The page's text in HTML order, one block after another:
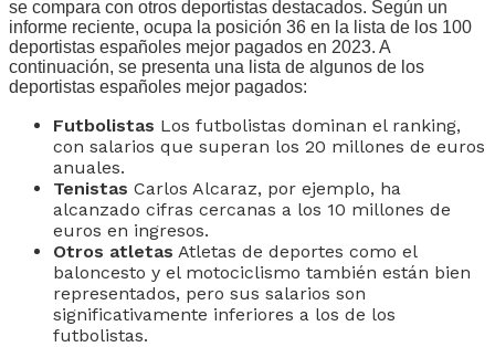
se compara con otros deportistas destacados. Según un
informe reciente, ocupa la posición 36 en la lista de los 100
deportistas españoles mejor pagados en 2023. A
continuación, se presenta una lista de algunos de los
deportistas españoles mejor pagados:
Futbolistas Los futbolistas dominan el ranking,
con salarios que superan los 20 millones de euros
anuales.
Tenistas Carlos Alcaraz, por ejemplo, ha
alcanzado cifras cercanas a los 10 millones de
euros en ingresos.
Otros atletas Atletas de deportes como el
baloncesto y el motociclismo también están bien
representados, pero sus salarios son
significativamente inferiores a los de los
futbolistas.